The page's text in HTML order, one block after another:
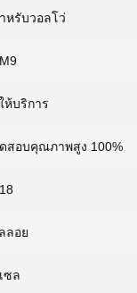
หรับวอลโว่
ห้บริการ
สอบคุณภาพสูง 100%
ลอย
ซล